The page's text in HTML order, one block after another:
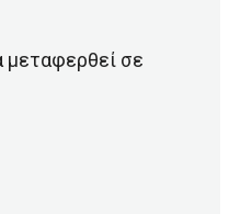
μεταφερθεί σε